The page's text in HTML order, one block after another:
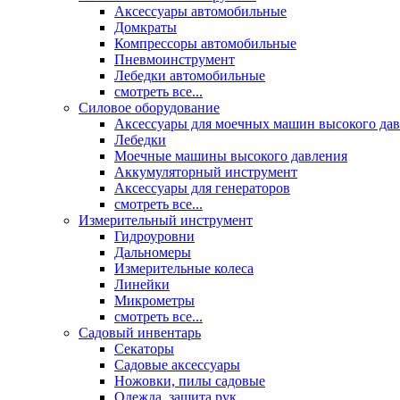
Аксессуары автомобильные
Домкраты
Компрессоры автомобильные
Пневмоинструмент
Лебедки автомобильные
смотреть все...
Силовое оборудование
Аксессуары для моечных машин высокого
Лебедки
Моечные машины высокого давления
Аккумуляторный инструмент
Аксессуары для генераторов
смотреть все...
Измерительный инструмент
Гидроуровни
Дальномеры
Измерительные колеса
Линейки
Микрометры
смотреть все...
Садовый инвентарь
Секаторы
Садовые аксессуары
Ножовки, пилы садовые
Одежда, защита рук